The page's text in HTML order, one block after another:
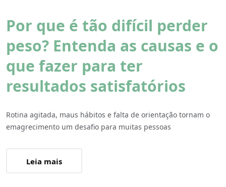
Por que é tão difícil perder
peso? Entenda as causas e o
que fazer para ter
resultados satisfatórios
Rotina agitada, maus hábitos e falta de orientação tornam o
emagrecimento um desafio para muitas pessoas
Leia mais